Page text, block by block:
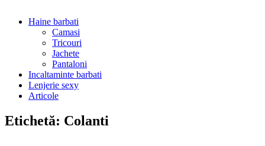
Haine barbati
Camasi
Tricouri
Jachete
Pantaloni
Incaltaminte barbati
Lenjerie sexy
Articole
Etichetă: Colanti